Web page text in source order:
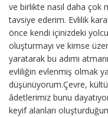
ve birlikte nasıl daha çok
tavsiye ederim. Evlilik
önce kendi içinizdeki
oluşturmayı ve kimse
yaratarak bu adımı
evliliğin evlenmiş olmak
düşünüyorum.Çevre,
âdetlerimiz bunu
keyif alanları